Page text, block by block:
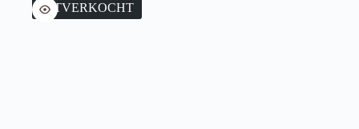
UITVERKOCHT